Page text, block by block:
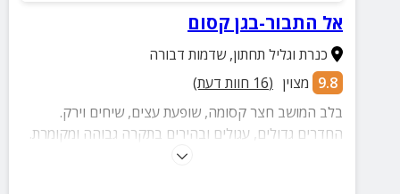
אל התבור-בגן קסום
כנרת וגליל תחתון,שדמות דבורה
9.8 מצוין (
16 חוות דעת)
בלב המושב חצר קסומה, שופעת עצים, שיחים וירק.
החדרים גדולים, עגולים ובהירים בתקרה גבוהה ומקומרת.
הג'קוזי מפתיע ומרגיע, מקום לאוהבים. במתחם בריכה